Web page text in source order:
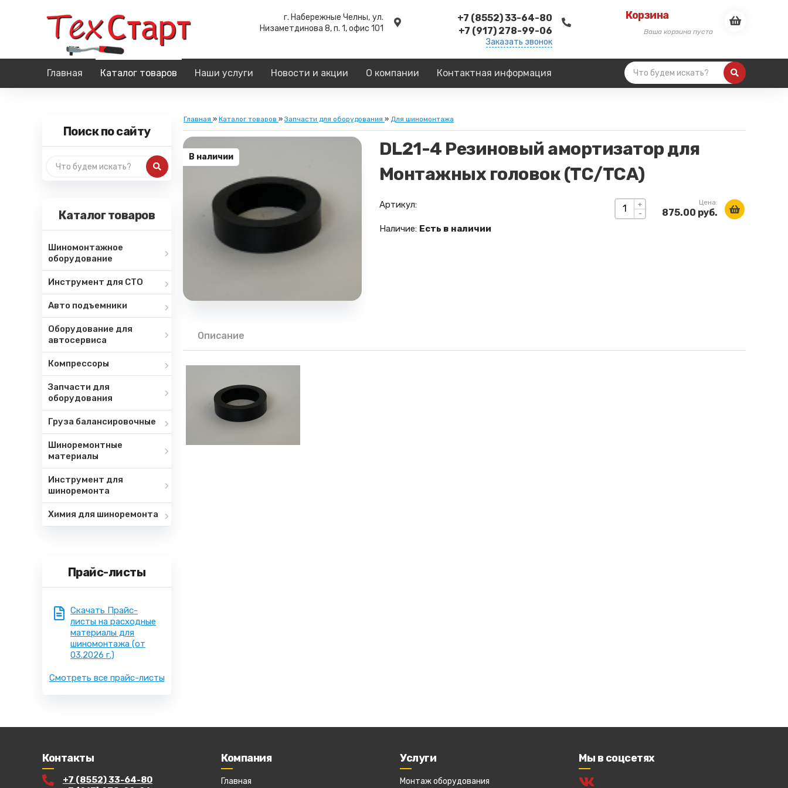
г. Набережные Челны, ул.
Низаметдинова 8, п. 1, офис 101
+7 (8552) 33-64-80
+7 (917) 278-99-06
Заказать звонок
Корзина
Ваша корзина пуста
Главная Каталог товаров Наши услуги Новости и акции О компании Контактная информация
Поиск по сайту
Каталог товаров
Шиномонтажное
оборудование
Инструмент для СТО
Авто подъемники
Оборудование для
автосервиса
Компрессоры
Запчасти для
оборудования
Груза балансировочные
Шиноремонтные
материалы
Инструмент для
шиноремонта
Химия для шиноремонта
Прайс-листы
Скачать Прайс-
листы на расходные
материалы для
шиномонтажа (от
03.2026 г.)
Смотреть все прайс-листы
Главная » Каталог товаров »Запчасти для оборудования » Для шиномонтажа
В наличии
DL21-4 Резиновый амортизатор для
Монтажных головок (ТС/ТСА)
+
-
Цена:
875.00 руб.
Артикул:
Наличие: Есть в наличии
Описание
Контакты
+7 (8552) 33-64-80
Компания
Главная
Услуги
Монтаж оборудования
Мы в соцсетях